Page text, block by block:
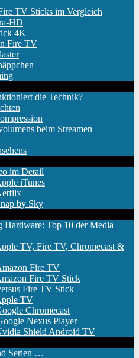
TV Sticks im Vergleich
HD
4K
Fire TV
die Technik?
beim Streamen
im Detail
iTunes
by Sky
Hardware: Top 10 der Media
TV, Fire TV, Chromecast &
Fire TV
Fire TV Stick
Fire TV Stick
TV
Chromecast
Nexus Player
Shield Android TV
Serien …